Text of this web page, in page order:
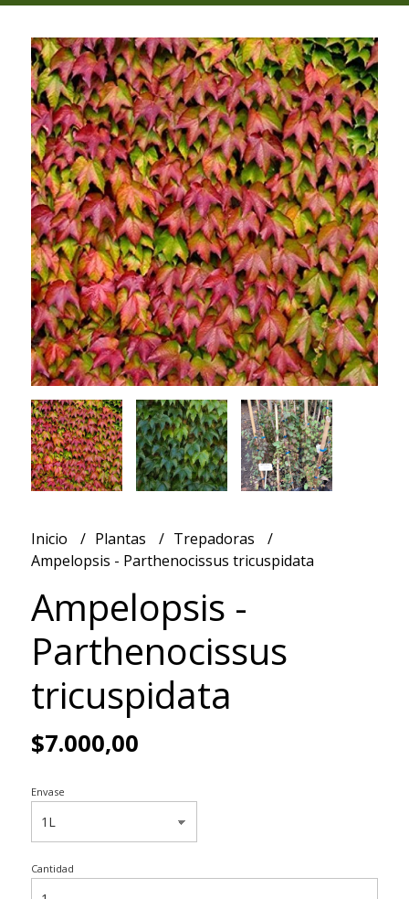
Inicio Plantas
Trepadoras
Ampelopsis - Parthenocissus tricuspidata
Ampelopsis -
Parthenocissus
tricuspidata
$7.000,00
Envase
Cantidad